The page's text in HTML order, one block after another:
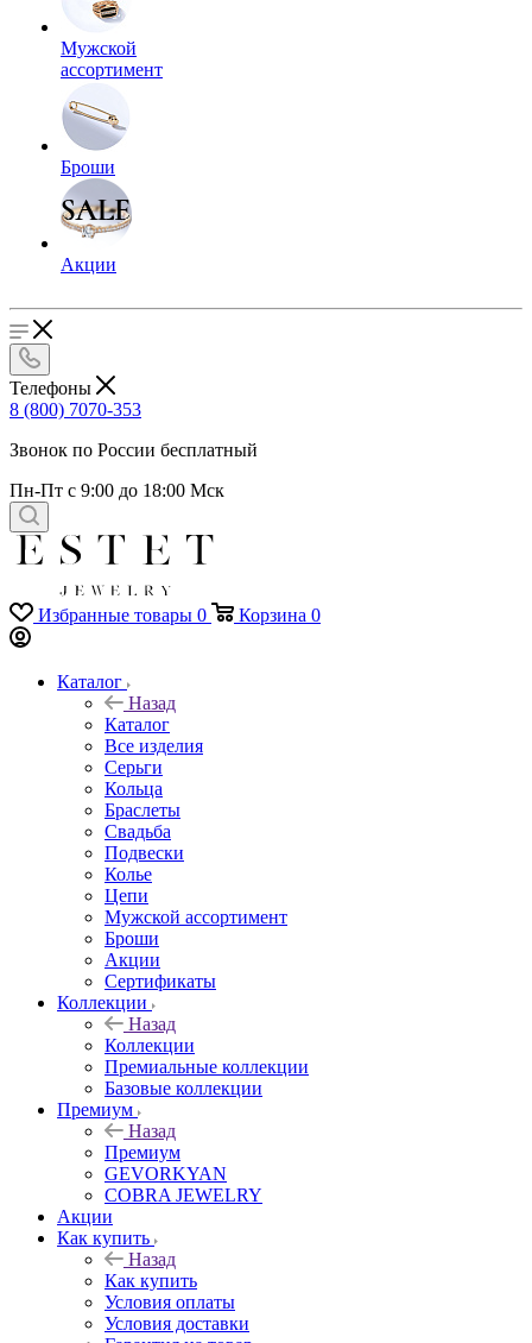
Мужской
ассортимент
Броши
Акции
Телефоны
8 (800) 7070-353
Звонок по России бесплатный
Пн-Пт с 9:00 до 18:00 Мск
Избранные товары 0 Корзина 0
Каталог
Назад
Каталог
Все изделия
Серьги
Кольца
Браслеты
Свадьба
Подвески
Колье
Цепи
Мужской ассортимент
Броши
Акции
Сертификаты
Коллекции
Назад
Коллекции
Премиальные коллекции
Базовые коллекции
Премиум
Назад
Премиум
GEVORKYAN
COBRA JEWELRY
Акции
Как купить
Назад
Как купить
Условия оплаты
Условия доставки